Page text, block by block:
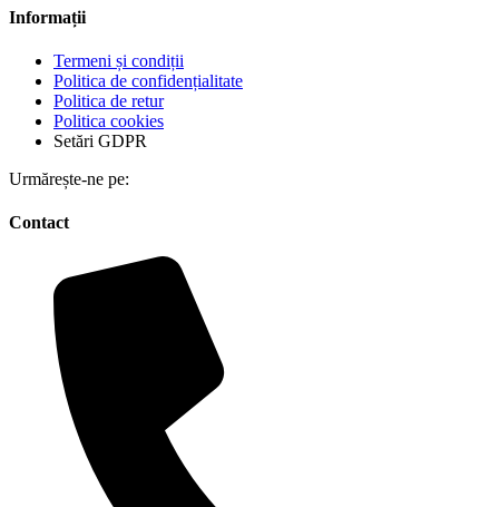
Informații
Termeni și condiții
Politica de confidențialitate
Politica de retur
Politica cookies
Setări GDPR
Urmărește-ne pe:
Contact